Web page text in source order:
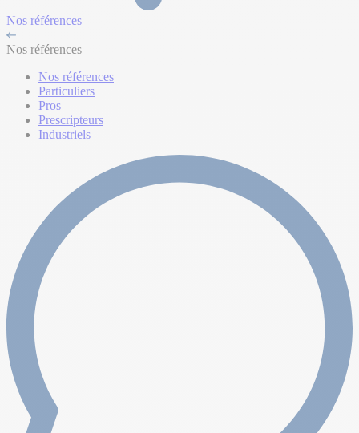
Nos références
Nos références
Nos références
Particuliers
Pros
Prescripteurs
Industriels